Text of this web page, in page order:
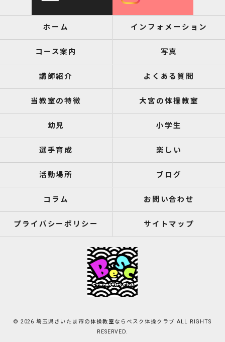
ホーム インフォメーション
コース案内 写真
講師紹介 よくある質問
当教室の特徴 大宮の体操教室
幼児 小学生
選手育成 楽しい
活動場所 ブログ
コラム お問い合わせ
プライバシーポリシー サイトマップ
© 2026 埼玉県さいたま市の体操教室ならべスク体操クラブ ALL RIGHTS
RESERVED.